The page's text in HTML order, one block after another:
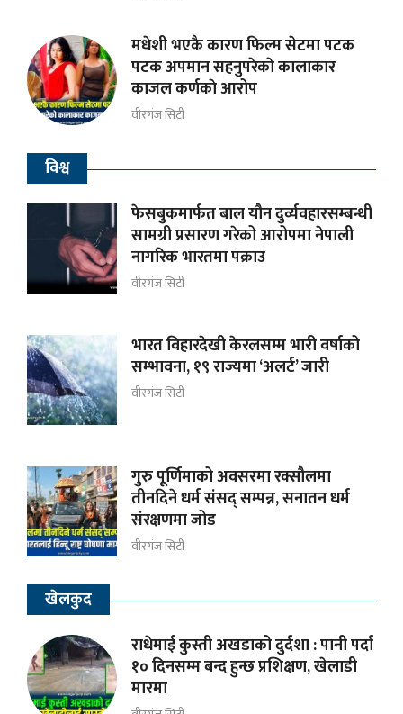
मधेशी भएकै कारण फिल्म सेटमा पटक
पटक अपमान सहनुपरेकाे कालाकार
काजल कर्णकाे आरोप
वीरगंज सिटी
विश्व
फेसबुकमार्फत बाल यौन दुर्व्यवहारसम्बन्धी
सामग्री प्रसारण गरेको आरोपमा नेपाली
नागरिक भारतमा पक्राउ
वीरगंज सिटी
भारत विहारदेखी केरलसम्म भारी वर्षाको
सम्भावना, १९ राज्यमा ‘अलर्ट’ जारी
वीरगंज सिटी
गुरु पूर्णिमाको अवसरमा रक्सौलमा
तीनदिने धर्म संसद् सम्पन्न, सनातन धर्म
संरक्षणमा जोड
वीरगंज सिटी
खेलकुद
राधेमाई कुस्ती अखडाको दुर्दशा : पानी पर्दा
१० दिनसम्म बन्द हुन्छ प्रशिक्षण, खेलाडी
मारमा